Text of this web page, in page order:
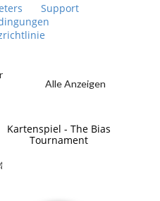
Support
Alle Anzeigen
Kartenspiel - The Bias
Tournament